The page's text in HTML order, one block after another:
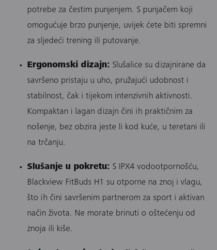
potrebe za čestim punjenjem. S punjačem koji
omogućuje brzo punjenje, uvijek ćete biti spremni
za sljedeći trening ili putovanje.
Ergonomski dizajn: Slušalice su dizajnirane da
savršeno pristaju u uho, pružajući udobnost i
stabilnost, čak i tijekom intenzivnih aktivnosti.
Kompaktan i lagan dizajn čini ih praktičnim za
nošenje, bez obzira jeste li kod kuće, u teretani ili
na trčanju.
Slušanje u pokretu: S IPX4 vodootpornošću,
Blackview FitBuds H1 su otporne na znoj i vlagu,
što ih čini savršenim partnerom za sport i aktivan
način života. Ne morate brinuti o oštećenju od
znoja ili kiše.